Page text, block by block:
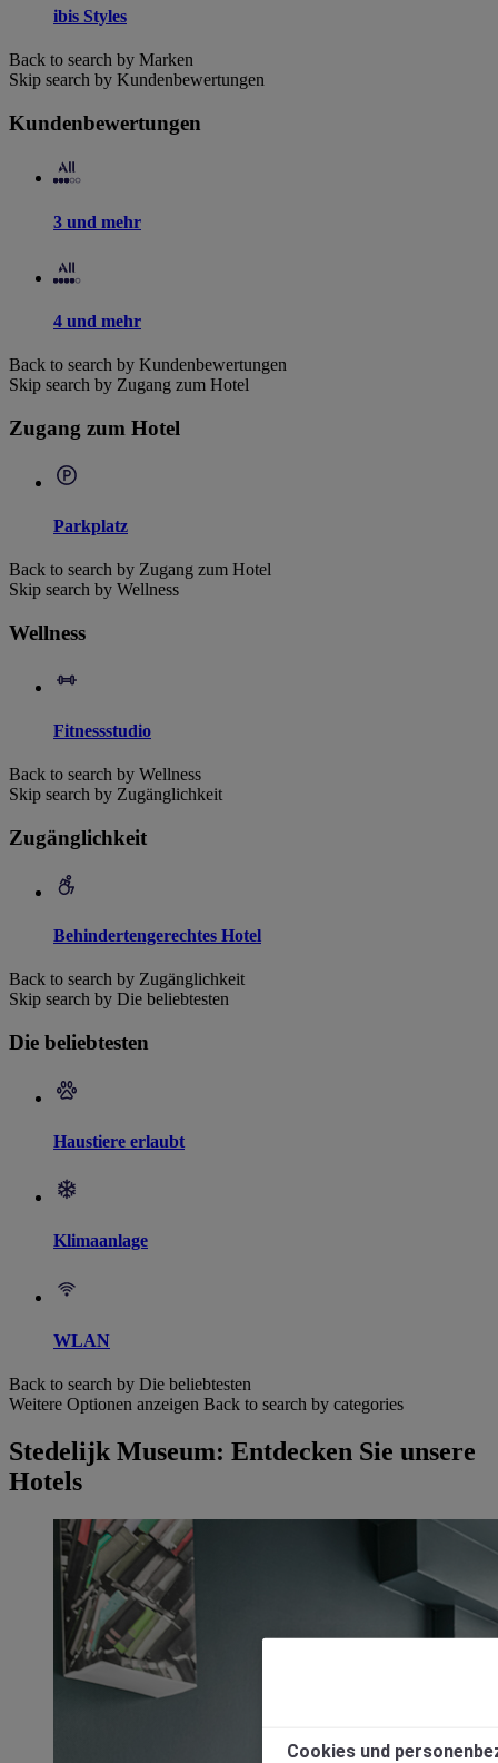
ibis Styles
Back to search by Marken
Skip search by Kundenbewertungen
Kundenbewertungen
3 und mehr
4 und mehr
Back to search by Kundenbewertungen
Skip search by Zugang zum Hotel
Zugang zum Hotel
Parkplatz
Back to search by Zugang zum Hotel
Skip search by Wellness
Wellness
Fitnessstudio
Back to search by Wellness
Skip search by Zugänglichkeit
Zugänglichkeit
Behindertengerechtes Hotel
Back to search by Zugänglichkeit
Skip search by Die beliebtesten
Die beliebtesten
Haustiere erlaubt
Klimaanlage
WLAN
Back to search by Die beliebtesten
Weitere Optionen anzeigen Back to search by categories
Stedelijk Museum: Entdecken Sie unsere
Hotels
Cookies und